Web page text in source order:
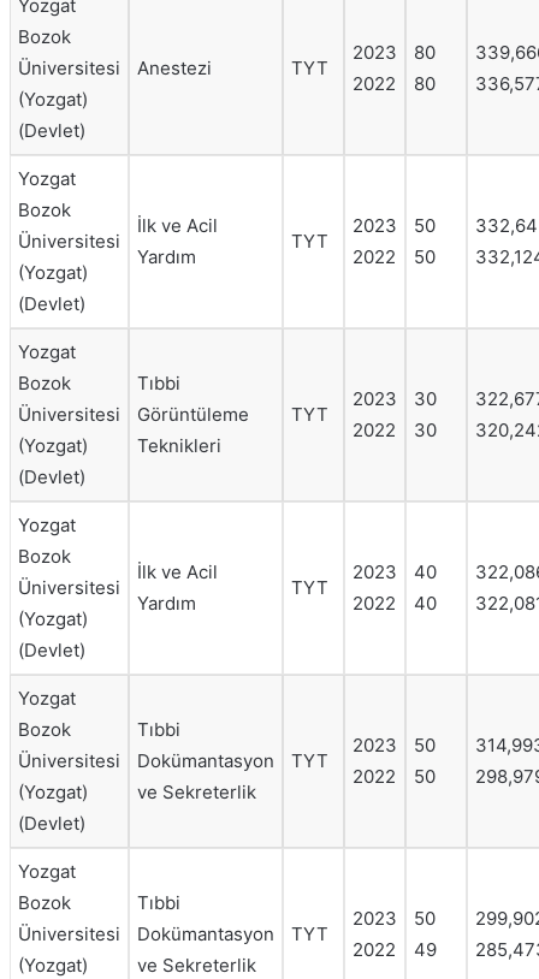
Yozgat
Bozok
Üniversitesi
(Yozgat)
(Devlet)
Anestezi TYT
2023
2022
80
80
Yozgat
Bozok
Üniversitesi
(Yozgat)
(Devlet)
İlk ve Acil
Yardım
TYT
2023
2022
50
50
Yozgat
Bozok
Üniversitesi
(Yozgat)
(Devlet)
Tıbbi
Görüntüleme
Teknikleri
TYT
2023
2022
30
30
Yozgat
Bozok
Üniversitesi
(Yozgat)
(Devlet)
İlk ve Acil
Yardım
TYT
2023
2022
40
40
Yozgat
Bozok
Üniversitesi
(Yozgat)
(Devlet)
Tıbbi
Dokümantasyon
ve Sekreterlik
TYT
2023
2022
50
50
Yozgat
Bozok
Üniversitesi
(Yozgat)
Tıbbi
Dokümantasyon
ve Sekreterlik
TYT
2023
2022
50
49